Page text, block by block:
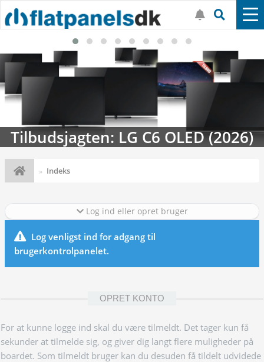
Tilbudsjagten: LG C6 OLED (2026)
Indeks
Log ind eller opret bruger
Log venligst ind for adgang til
brugerkontrolpanelet.
OPRET KONTO
For at kunne logge ind skal du være tilmeldt. Det tager kun få
sekunder at tilmelde sig, og giver dig langt flere muligheder på
boardet. Som tilmeldt bruger kan du desuden få tildelt udvidede